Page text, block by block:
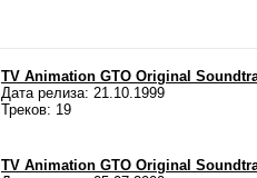
TV Animation GTO Original
Дата релиза: 21.10.1999
Треков: 19
TV Animation GTO Original